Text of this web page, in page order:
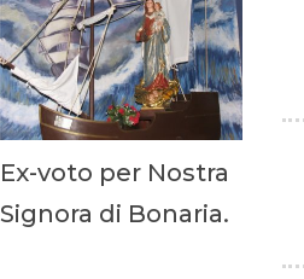
Ex-voto per Nostra
Signora di Bonaria.